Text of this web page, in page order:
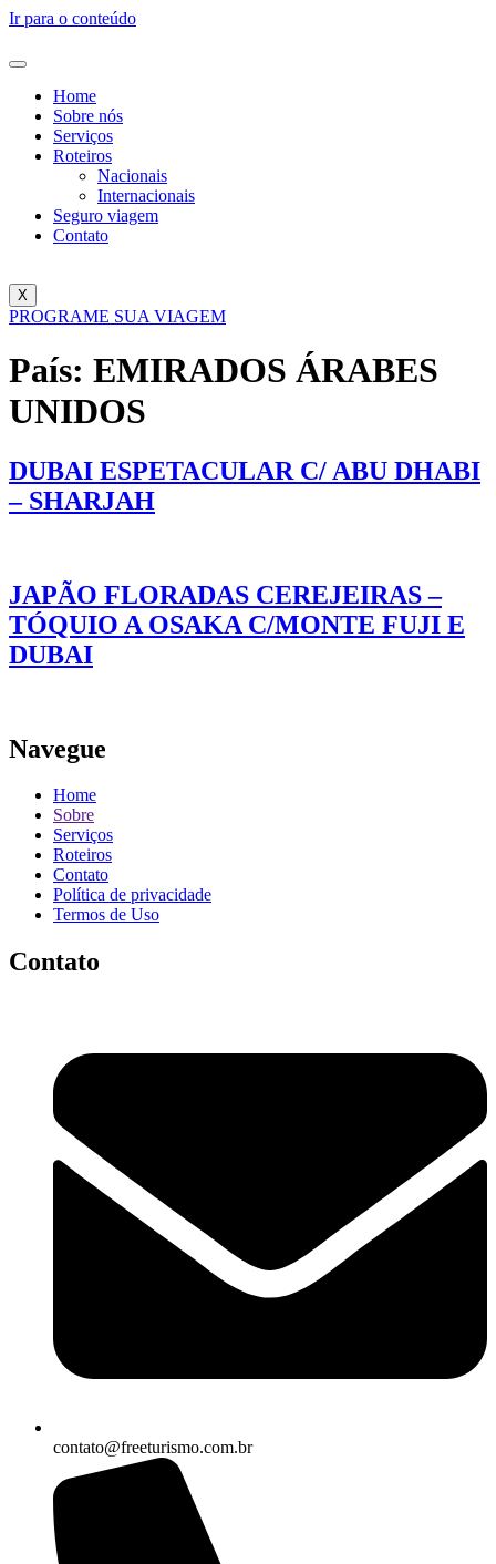
Ir para o conteúdo
Home
Sobre nós
Serviços
Roteiros
Nacionais
Internacionais
Seguro viagem
Contato
X
PROGRAME SUA VIAGEM
País: EMIRADOS ÁRABES
UNIDOS
DUBAI ESPETACULAR C/ ABU DHABI
– SHARJAH
JAPÃO FLORADAS CEREJEIRAS –
TÓQUIO A OSAKA C/MONTE FUJI E
DUBAI
Navegue
Home
Sobre
Serviços
Roteiros
Contato
Política de privacidade
Termos de Uso
Contato
contato@freeturismo.com.br